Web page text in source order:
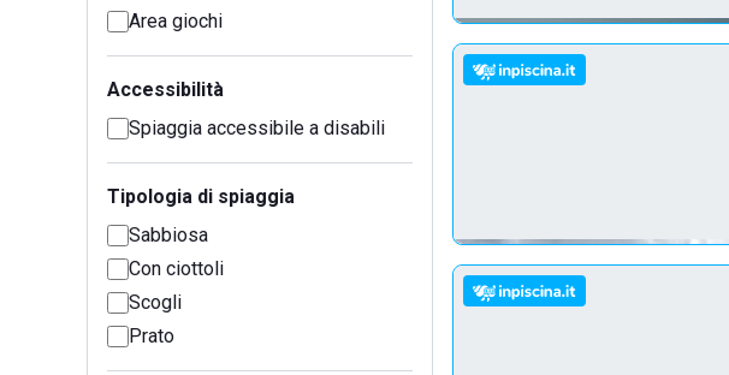
Area giochi
Accessibilità
Spiaggia accessibile a disabili
Tipologia di spiaggia
Sabbiosa
Con ciottoli
Scogli
Prato